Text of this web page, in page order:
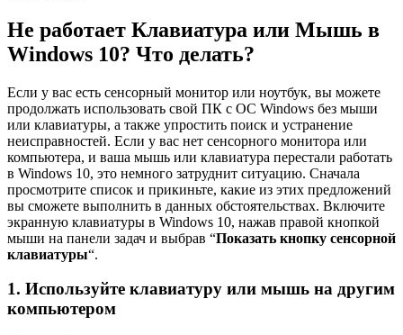
Не работает Клавиатура или Мышь в
Windows 10? Что делать?
Если у вас есть сенсорный монитор или ноутбук, вы можете
продолжать использовать свой ПК с ОС Windows без мыши
или клавиатуры, а также упростить поиск и устранение
неисправностей. Если у вас нет сенсорного монитора или
компьютера, и ваша мышь или клавиатура перестали работать
в Windows 10, это немного затруднит ситуацию. Сначала
просмотрите список и прикиньте, какие из этих предложений
вы сможете выполнить в данных обстоятельствах. Включите
экранную клавиатуры в Windows 10, нажав правой кнопкой
мыши на панели задач и выбрав “Показать кнопку сенсорной
клавиатуры“.
1. Используйте клавиатуру или мышь на другим
компьютером